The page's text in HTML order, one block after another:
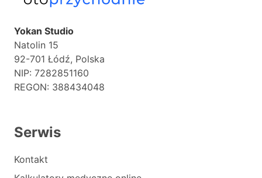
Yokan Studio
Natolin 15
92-701 Łódź, Polska
NIP: 7282851160
REGON: 388434048
Serwis
Kontakt